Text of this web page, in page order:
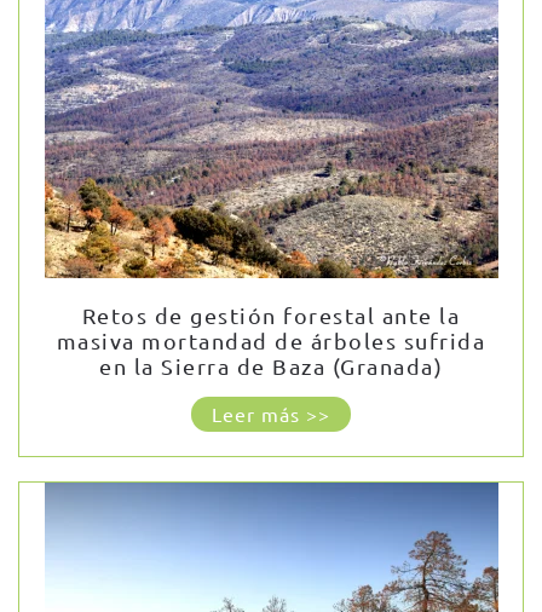
Retos de gestión forestal ante la
masiva mortandad de árboles sufrida
en la Sierra de Baza (Granada)
Leer más >>